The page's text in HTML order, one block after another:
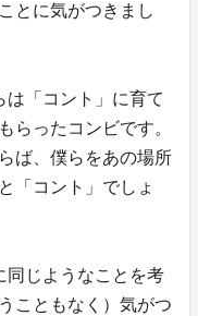
とに気がつきまし
は「コント」に育て
らったコンビです。
ば、僕らをあの場所
「コント」でしょ
同じようなことを考
こともなく）気がつ